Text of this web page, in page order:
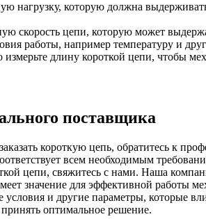
нагрузку, которую должна
скорость цепи, которую может
работы, например температуру и
длину короткой цепи, чтобы
поставщика
короткую цепь, обратитесь к
всем необходимым
цепи, свяжитесь с нами. Наша
значение для эффективной работы
условия и другие параметры, которые
оптимальное решение.